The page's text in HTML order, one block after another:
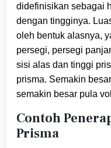
didefinisikan sebagai
dengan tingginya.
oleh bentuk alasnya,
persegi, persegi
sisi alas dan tinggi
prisma. Semakin
semakin besar pula
Contoh
Prisma